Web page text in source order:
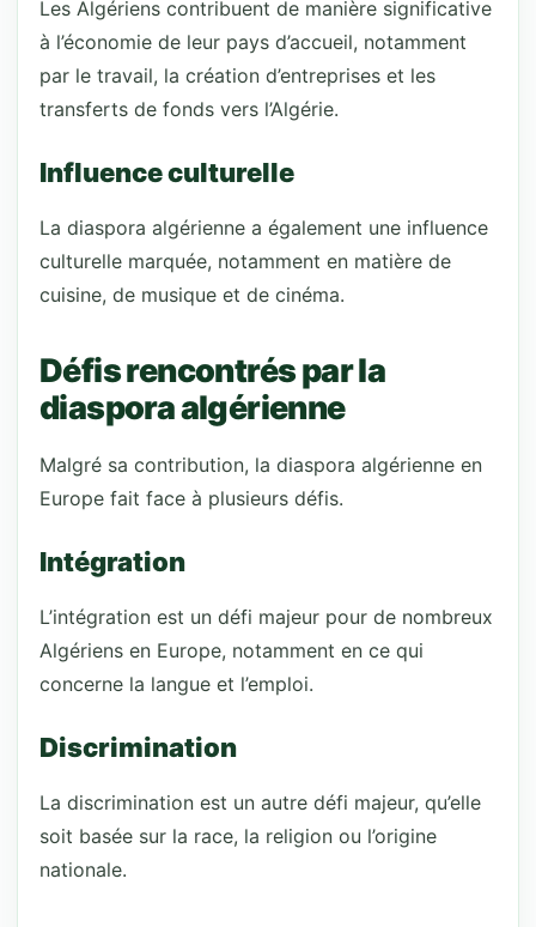
Les Algériens contribuent de manière significative
à l’économie de leur pays d’accueil, notamment
par le travail, la création d’entreprises et les
transferts de fonds vers l’Algérie.
Influence culturelle
La diaspora algérienne a également une influence
culturelle marquée, notamment en matière de
cuisine, de musique et de cinéma.
Défis rencontrés par la
diaspora algérienne
Malgré sa contribution, la diaspora algérienne en
Europe fait face à plusieurs défis.
Intégration
L’intégration est un défi majeur pour de nombreux
Algériens en Europe, notamment en ce qui
concerne la langue et l’emploi.
Discrimination
La discrimination est un autre défi majeur, qu’elle
soit basée sur la race, la religion ou l’origine
nationale.